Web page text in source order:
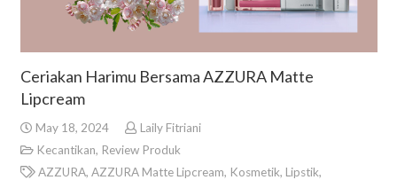
Ceriakan Harimu Bersama AZZURA Matte
Lipcream
May 18, 2024
Laily Fitriani
Kecantikan, Review Produk
AZZURA, AZZURA Matte Lipcream, Kosmetik, Lipstik,